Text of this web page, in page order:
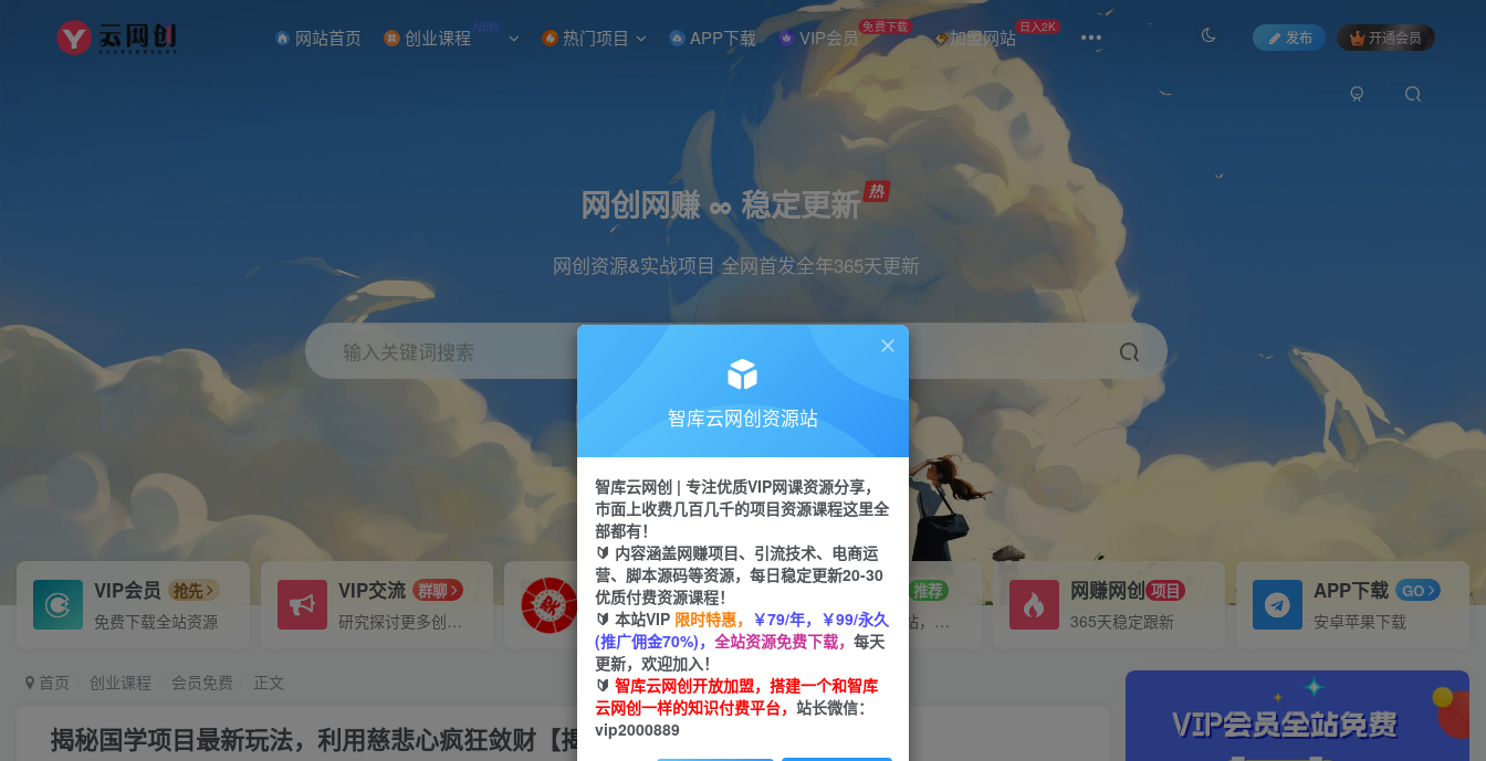
网站首页 创业课程 NEW 热门项目 APP下载 VIP会员 免费下载 加盟网站 日入2K
发布 开通会员
网创网赚 ∞ 稳定更新
网创资源&实战项目 全网首发全年365天更新
输入关键词搜索
直播 小红书 剪辑
VIP会员 抢先
免费下载全站资源
VIP交流 群聊
研究探讨更多创业项目路子。
VIP推广
70%分佣
会员专属推广链接
招募站长 推荐
搭建同款网站，自己当老板
网赚网创 项目
365天稳定跟新
APP下载 GO
安卓苹果下载
首页 创业课程 会员免费 正文
揭秘国学项目最新玩法，利用慈悲心疯狂敛财【揭秘】
智库云网创资源站
智库云网创 | 专注优质VIP网课资源分享，
市面上收费几百几千的项目资源课程这里全
部都有！
🔰 内容涵盖网赚项目、引流技术、电商运
营、脚本源码等资源，每日稳定更新20-30
优质付费资源课程！
🔰 本站VIP 限时特惠， ￥79/年，￥99/永久
(推广佣金70%)， 全站资源免费下载， 每天
更新，欢迎加入！
🔰 智库云网创开放加盟，搭建一个和智库
云网创一样的知识付费平台， 站长微信：
vip2000889